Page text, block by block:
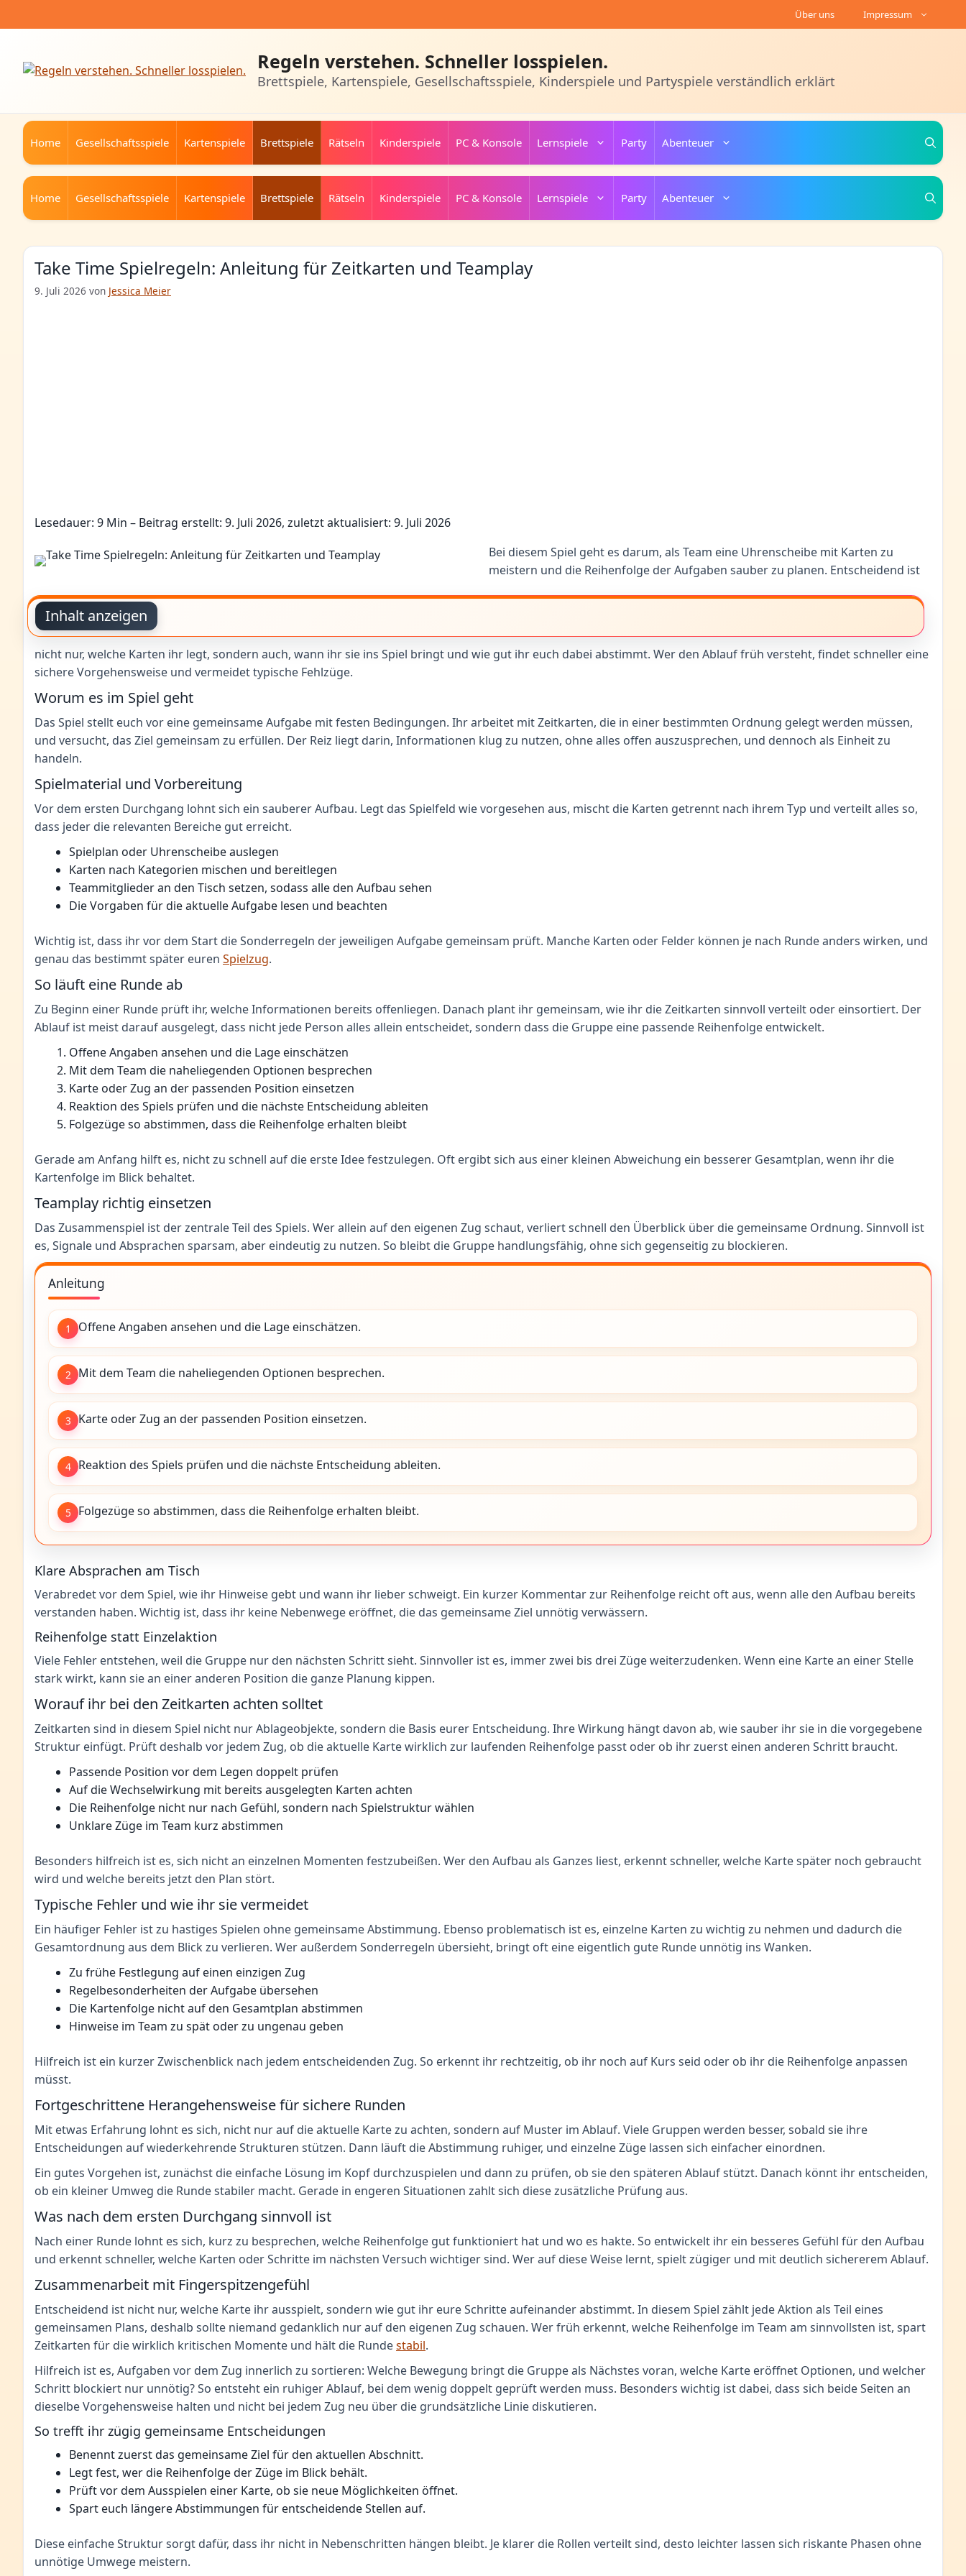
Inhalt
Über uns Impressum
Regeln verstehen. Schneller losspielen.
Brettspiele, Kartenspiele, Gesellschaftsspiele, Kinderspiele und Partyspiele verständlich erklärt
Home Gesellschaftsspiele Kartenspiele Brettspiele Rätseln Kinderspiele PC & Konsole Lernspiele Party Abenteuer
Home Gesellschaftsspiele Kartenspiele Brettspiele Rätseln Kinderspiele PC & Konsole Lernspiele Party Abenteuer
Take Time Spielregeln: Anleitung für Zeitkarten und Teamplay
9. Juli 2026 von Jessica Meier
Lesedauer: 9 Min – Beitrag erstellt: 9. Juli 2026, zuletzt aktualisiert: 9. Juli 2026
Inhalt anzeigen
Bei diesem Spiel geht es darum, als Team eine Uhrenscheibe mit Karten zu
meistern und die Reihenfolge der Aufgaben sauber zu planen. Entscheidend ist
nicht nur, welche Karten ihr legt, sondern auch, wann ihr sie ins Spiel bringt und wie gut ihr euch dabei abstimmt. Wer den Ablauf früh versteht, findet schneller eine
sichere Vorgehensweise und vermeidet typische Fehlzüge.
Worum es im Spiel geht
Das Spiel stellt euch vor eine gemeinsame Aufgabe mit festen Bedingungen. Ihr arbeitet mit Zeitkarten, die in einer bestimmten Ordnung gelegt werden müssen,
und versucht, das Ziel gemeinsam zu erfüllen. Der Reiz liegt darin, Informationen klug zu nutzen, ohne alles offen auszusprechen, und dennoch als Einheit zu
handeln.
Spielmaterial und Vorbereitung
Vor dem ersten Durchgang lohnt sich ein sauberer Aufbau. Legt das Spielfeld wie vorgesehen aus, mischt die Karten getrennt nach ihrem Typ und verteilt alles so,
dass jeder die relevanten Bereiche gut erreicht.
Spielplan oder Uhrenscheibe auslegen
Karten nach Kategorien mischen und bereitlegen
Teammitglieder an den Tisch setzen, sodass alle den Aufbau sehen
Die Vorgaben für die aktuelle Aufgabe lesen und beachten
Wichtig ist, dass ihr vor dem Start die Sonderregeln der jeweiligen Aufgabe gemeinsam prüft. Manche Karten oder Felder können je nach Runde anders wirken, und
genau das bestimmt später euren Spielzug.
So läuft eine Runde ab
Zu Beginn einer Runde prüft ihr, welche Informationen bereits offenliegen. Danach plant ihr gemeinsam, wie ihr die Zeitkarten sinnvoll verteilt oder einsortiert. Der
Ablauf ist meist darauf ausgelegt, dass nicht jede Person alles allein entscheidet, sondern dass die Gruppe eine passende Reihenfolge entwickelt.
Offene Angaben ansehen und die Lage einschätzen
Mit dem Team die naheliegenden Optionen besprechen
Karte oder Zug an der passenden Position einsetzen
Reaktion des Spiels prüfen und die nächste Entscheidung ableiten
Folgezüge so abstimmen, dass die Reihenfolge erhalten bleibt
Gerade am Anfang hilft es, nicht zu schnell auf die erste Idee festzulegen. Oft ergibt sich aus einer kleinen Abweichung ein besserer Gesamtplan, wenn ihr die
Kartenfolge im Blick behaltet.
Teamplay richtig einsetzen
Das Zusammenspiel ist der zentrale Teil des Spiels. Wer allein auf den eigenen Zug schaut, verliert schnell den Überblick über die gemeinsame Ordnung. Sinnvoll ist
es, Signale und Absprachen sparsam, aber eindeutig zu nutzen. So bleibt die Gruppe handlungsfähig, ohne sich gegenseitig zu blockieren.
Anleitung
1 Offene Angaben ansehen und die Lage einschätzen.
2 Mit dem Team die naheliegenden Optionen besprechen.
3 Karte oder Zug an der passenden Position einsetzen.
4 Reaktion des Spiels prüfen und die nächste Entscheidung ableiten.
5 Folgezüge so abstimmen, dass die Reihenfolge erhalten bleibt.
Klare Absprachen am Tisch
Verabredet vor dem Spiel, wie ihr Hinweise gebt und wann ihr lieber schweigt. Ein kurzer Kommentar zur Reihenfolge reicht oft aus, wenn alle den Aufbau bereits
verstanden haben. Wichtig ist, dass ihr keine Nebenwege eröffnet, die das gemeinsame Ziel unnötig verwässern.
Reihenfolge statt Einzelaktion
Viele Fehler entstehen, weil die Gruppe nur den nächsten Schritt sieht. Sinnvoller ist es, immer zwei bis drei Züge weiterzudenken. Wenn eine Karte an einer Stelle
stark wirkt, kann sie an einer anderen Position die ganze Planung kippen.
Worauf ihr bei den Zeitkarten achten solltet
Zeitkarten sind in diesem Spiel nicht nur Ablageobjekte, sondern die Basis eurer Entscheidung. Ihre Wirkung hängt davon ab, wie sauber ihr sie in die vorgegebene
Struktur einfügt. Prüft deshalb vor jedem Zug, ob die aktuelle Karte wirklich zur laufenden Reihenfolge passt oder ob ihr zuerst einen anderen Schritt braucht.
Passende Position vor dem Legen doppelt prüfen
Auf die Wechselwirkung mit bereits ausgelegten Karten achten
Die Reihenfolge nicht nur nach Gefühl, sondern nach Spielstruktur wählen
Unklare Züge im Team kurz abstimmen
Besonders hilfreich ist es, sich nicht an einzelnen Momenten festzubeißen. Wer den Aufbau als Ganzes liest, erkennt schneller, welche Karte später noch gebraucht
wird und welche bereits jetzt den Plan stört.
Typische Fehler und wie ihr sie vermeidet
Ein häufiger Fehler ist zu hastiges Spielen ohne gemeinsame Abstimmung. Ebenso problematisch ist es, einzelne Karten zu wichtig zu nehmen und dadurch die
Gesamtordnung aus dem Blick zu verlieren. Wer außerdem Sonderregeln übersieht, bringt oft eine eigentlich gute Runde unnötig ins Wanken.
Zu frühe Festlegung auf einen einzigen Zug
Regelbesonderheiten der Aufgabe übersehen
Die Kartenfolge nicht auf den Gesamtplan abstimmen
Hinweise im Team zu spät oder zu ungenau geben
Hilfreich ist ein kurzer Zwischenblick nach jedem entscheidenden Zug. So erkennt ihr rechtzeitig, ob ihr noch auf Kurs seid oder ob ihr die Reihenfolge anpassen
müsst.
Fortgeschrittene Herangehensweise für sichere Runden
Mit etwas Erfahrung lohnt es sich, nicht nur auf die aktuelle Karte zu achten, sondern auf Muster im Ablauf. Viele Gruppen werden besser, sobald sie ihre
Entscheidungen auf wiederkehrende Strukturen stützen. Dann läuft die Abstimmung ruhiger, und einzelne Züge lassen sich einfacher einordnen.
Ein gutes Vorgehen ist, zunächst die einfache Lösung im Kopf durchzuspielen und dann zu prüfen, ob sie den späteren Ablauf stützt. Danach könnt ihr entscheiden,
ob ein kleiner Umweg die Runde stabiler macht. Gerade in engeren Situationen zahlt sich diese zusätzliche Prüfung aus.
Was nach dem ersten Durchgang sinnvoll ist
Nach einer Runde lohnt es sich, kurz zu besprechen, welche Reihenfolge gut funktioniert hat und wo es hakte. So entwickelt ihr ein besseres Gefühl für den Aufbau
und erkennt schneller, welche Karten oder Schritte im nächsten Versuch wichtiger sind. Wer auf diese Weise lernt, spielt zügiger und mit deutlich sichererem Ablauf.
Zusammenarbeit mit Fingerspitzengefühl
Entscheidend ist nicht nur, welche Karte ihr ausspielt, sondern wie gut ihr eure Schritte aufeinander abstimmt. In diesem Spiel zählt jede Aktion als Teil eines
gemeinsamen Plans, deshalb sollte niemand gedanklich nur auf den eigenen Zug schauen. Wer früh erkennt, welche Reihenfolge im Team am sinnvollsten ist, spart
Zeitkarten für die wirklich kritischen Momente und hält die Rundestabil.
Hilfreich ist es, Aufgaben vor dem Zug innerlich zu sortieren: Welche Bewegung bringt die Gruppe als Nächstes voran, welche Karte eröffnet Optionen, und welcher
Schritt blockiert nur unnötig? So entsteht ein ruhiger Ablauf, bei dem wenig doppelt geprüft werden muss. Besonders wichtig ist dabei, dass sich beide Seiten an
dieselbe Vorgehensweise halten und nicht bei jedem Zug neu über die grundsätzliche Linie diskutieren.
So trefft ihr zügig gemeinsame Entscheidungen
Benennt zuerst das gemeinsame Ziel für den aktuellen Abschnitt.
Legt fest, wer die Reihenfolge der Züge im Blick behält.
Prüft vor dem Ausspielen einer Karte, ob sie neue Möglichkeiten öffnet.
Spart euch längere Abstimmungen für entscheidende Stellen auf.
Diese einfache Struktur sorgt dafür, dass ihr nicht in Nebenschritten hängen bleibt. Je klarer die Rollen verteilt sind, desto leichter lassen sich riskante Phasen ohne
unnötige Umwege meistern.